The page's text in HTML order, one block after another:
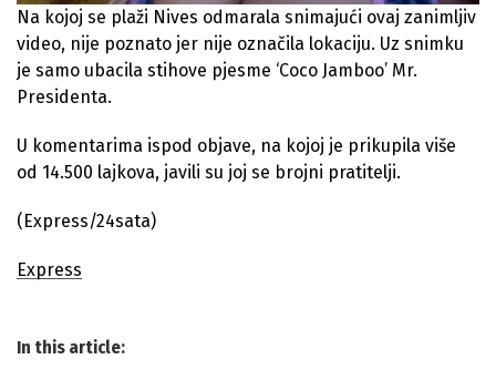
Na kojoj se plaži Nives odmarala snimajući ovaj zanimljiv
video, nije poznato jer nije označila lokaciju. Uz snimku
je samo ubacila stihove pjesme ‘Coco Jamboo’ Mr.
Presidenta.
U komentarima ispod objave, na kojoj je prikupila više
od 14.500 lajkova, javili su joj se brojni pratitelji.
(Express/24sata)
Express
In this article: